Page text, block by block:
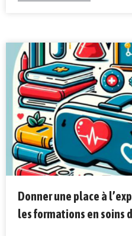
Donner une place à
les formations en soins